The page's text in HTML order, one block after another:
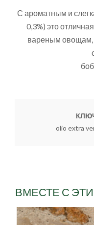
С ароматным и
0,3%) это
вареным овощам,
olio extra
ВМЕСТЕ С